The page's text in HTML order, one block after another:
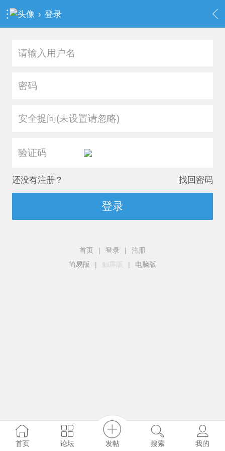
› 登录
安全提问(未设置请忽略)
还没有注册？ 找回密码
登录
首页 | 登录 |
注册
简易版
| 触屏版 | 电脑版
首页 论坛 发帖 搜索 我的